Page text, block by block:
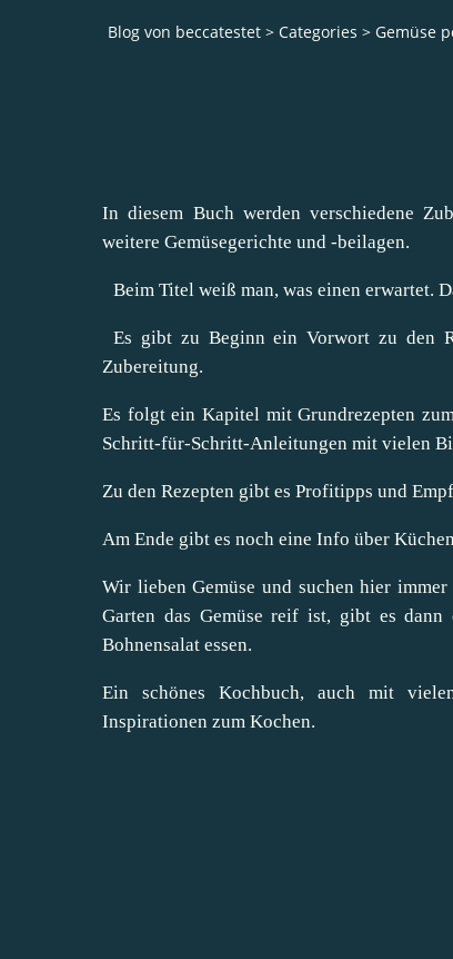
Blog von beccatestet > Categories > Gemüse
In diesem Buch werden verschiedene
weitere Gemüsegerichte und -beilagen.
Beim Titel weiß man, was einen erwartet.
Es gibt zu Beginn ein Vorwort zu den
Zubereitung.
Es folgt ein Kapitel mit Grundrezepten
Schritt-für-Schritt-Anleitungen mit vielen
Zu den Rezepten gibt es Profitipps und
Am Ende gibt es noch eine Info über
Wir lieben Gemüse und suchen hier
Garten das Gemüse reif ist, gibt es
Bohnensalat essen.
Ein schönes Kochbuch, auch mit
Inspirationen zum Kochen.